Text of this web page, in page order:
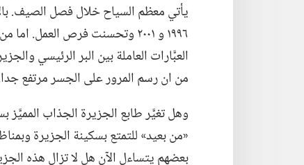
يأتي معظم السياح خلال فصل الصيف.‏
١٩٩٦ و ٢٠٠١ وتحسنت فرص
العبَّارات العاملة بين البر الرئيسي
من ان رسم المرور على الجسر مرتفع جدا.‏
وهل تغيَّر طابع الجزيرة الجذاب المميَّز
«من بعيد» للتمتع بسكينة الجزيرة
بعضهم يتساءل الآن هل لا تزال هذه